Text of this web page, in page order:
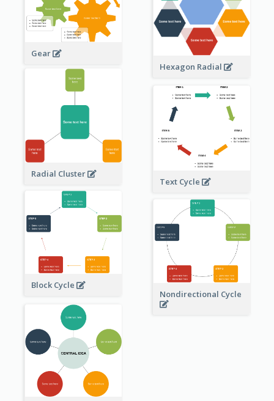
Hexagon Radial
Gear
Radial Cluster
Text Cycle
Block Cycle
Nondirectional Cycle